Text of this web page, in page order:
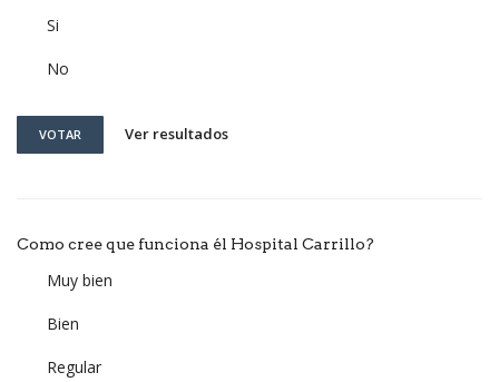
Si
No
VOTAR Ver resultados
Como cree que funciona él Hospital Carrillo?
Muy bien
Bien
Regular